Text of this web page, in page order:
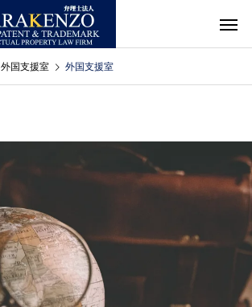
外国支援室 外国支援室